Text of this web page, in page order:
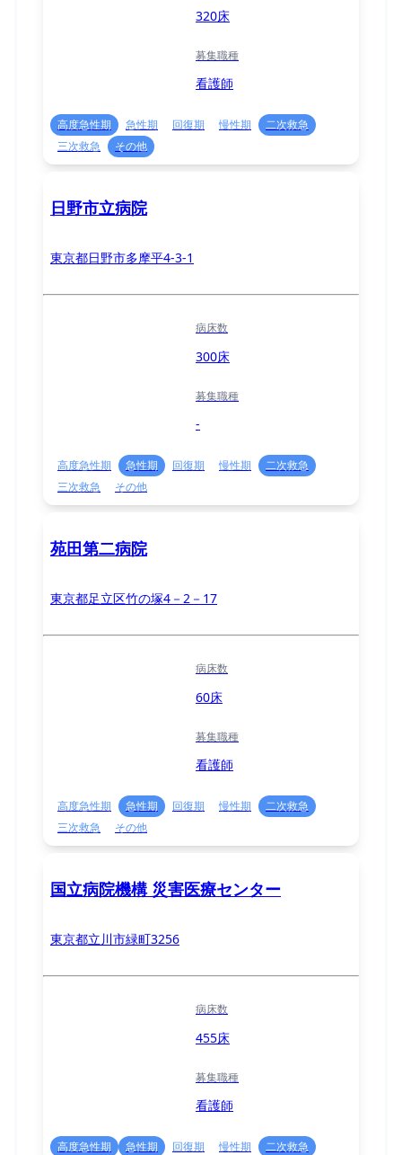
320床
募集職種
看護師
高度急性期 急性期 回復期 慢性期
二次救急
三次救急
その他
日野市立病院
東京都日野市多摩平4-3-1
病床数
300床
募集職種
-
高度急性期 急性期 回復期 慢性期
二次救急
三次救急
その他
苑田第二病院
東京都足立区竹の塚4－2－17
病床数
60床
募集職種
看護師
高度急性期 急性期 回復期 慢性期
二次救急
三次救急
その他
国立病院機構 災害医療センター
東京都立川市緑町3256
病床数
455床
募集職種
看護師
高度急性期 急性期 回復期 慢性期
二次救急